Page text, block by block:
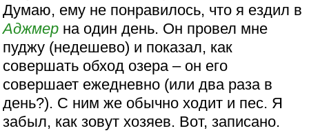
Думаю, ему не понравилось, что я ездил в
Аджмер на один день. Он провел мне
пуджу (недешево) и показал, как
совершать обход озера – он его
совершает ежедневно (или два раза в
день?). С ним же обычно ходит и пес. Я
забыл, как зовут хозяев. Вот, записано.